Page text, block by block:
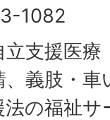
1082
支援医
義肢・
の福祉